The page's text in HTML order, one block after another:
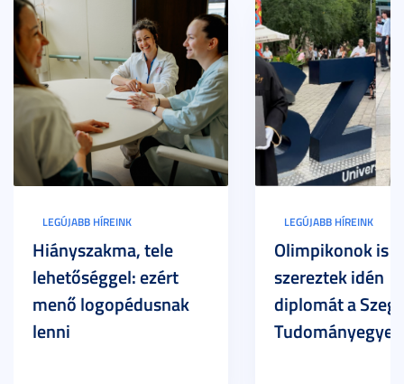
LEGÚJABB HÍREINK
Hiányszakma, tele
lehetőséggel: ezért
menő logopédusnak
lenni
LEGÚJABB HÍREINK
Olimpikonok is
szereztek idén
diplomát a